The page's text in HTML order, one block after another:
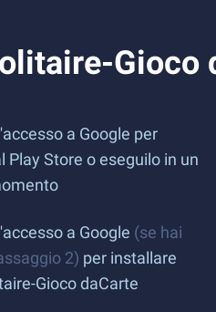
Gioco
a Google per
Play Store o eseguilo in un
a Google (se hai
2) per installare
Gioco daCarte